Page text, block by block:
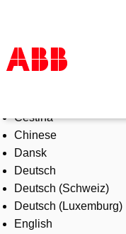
Products & Solutions
Industries
Services
About us
Where to buy
Contact us
Careers
Čeština
Chinese
Dansk
Deutsch
Deutsch (Schweiz)
Deutsch (Luxemburg)
English